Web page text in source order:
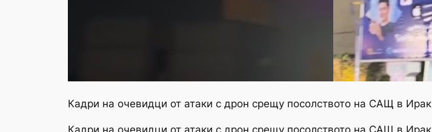
Кадри на очевидци от атаки с дрон срещу посолството на САЩ в Ирак
Кадри на очевидци от атаки с дрон срещу посолството на САЩ в Ирак